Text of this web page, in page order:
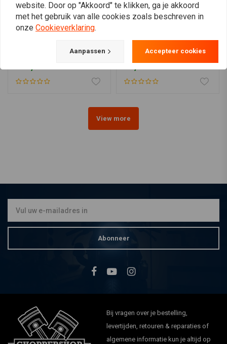
Deadlift Motorlift Magneet Schaaltje
View more
Abonneer
Bij vragen over je bestelling,
levertijden, retouren & reparaties of
algemene informatie kun je altijd op
website. Door op "Akkoord" te klikken, ga je akkoord
met het gebruik van alle cookies zoals beschreven in
onze Cookieverklaring.
Aanpassen Accepteer cookies